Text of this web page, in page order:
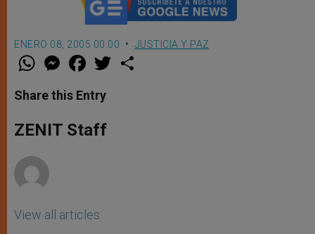
ENERO 08, 2005 00:00 JUSTICIA Y PAZ
W
t
s
p
p
M
e
s
e
g
e
F
a
e
b
o
k
w
Share this Entry
ZENIT Staff
View all articles